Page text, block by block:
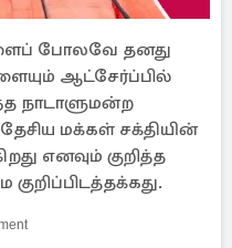
போலவே தனது
ஆட்சேர்ப்பில்
நாடாளுமன்ற
மக்கள் சக்தியின்
எனவும் குறித்த